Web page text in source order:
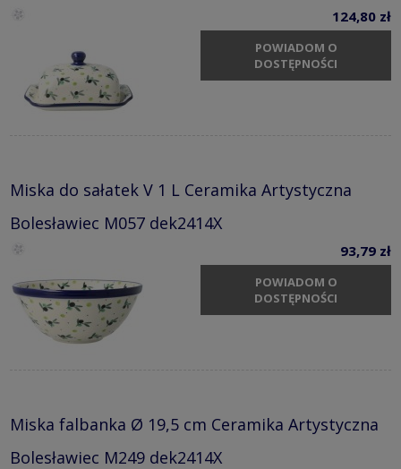
124,80 zł
POWIADOM O
DOSTĘPNOŚCI
Miska do sałatek V 1 L Ceramika Artystyczna
Bolesławiec M057 dek2414X
93,79 zł
POWIADOM O
DOSTĘPNOŚCI
Miska falbanka Ø 19,5 cm Ceramika Artystyczna
Bolesławiec M249 dek2414X